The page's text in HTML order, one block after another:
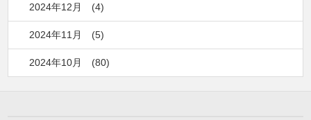
2024年12月 (4)
2024年11月 (5)
2024年10月 (80)